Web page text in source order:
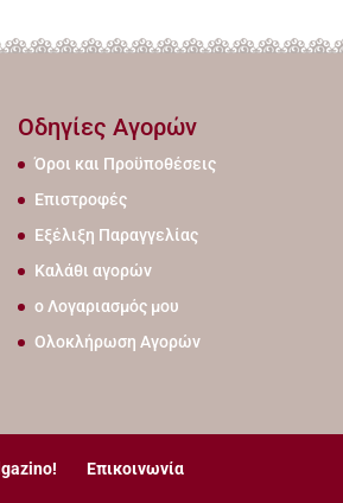
Οδηγίες Αγορών
Όροι και Προϋποθέσεις
Επιστροφές
Εξέλιξη Παραγγελίας
Καλάθι αγορών
ο Λογαριασμός μου
Ολοκλήρωση Αγορών
lgazino! Επικοινωνία